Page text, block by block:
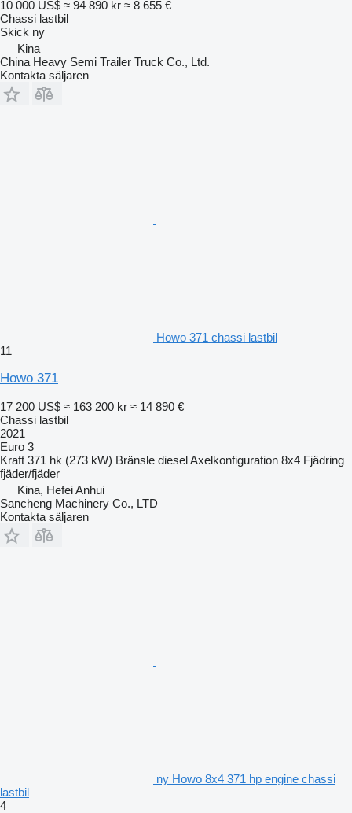
10 000 US$ ≈ 94 890 kr ≈ 8 655 €
Chassi lastbil
Skick ny
Kina
China Heavy Semi Trailer Truck Co., Ltd.
Kontakta säljaren
Howo 371 chassi lastbil
11
Howo 371
17 200 US$ ≈ 163 200 kr ≈ 14 890 €
Chassi lastbil
2021
Euro 3
Kraft 371 hk (273 kW) Bränsle dieselAxelkonfiguration 8x4 Fjädring
fjäder/fjäder
Kina, Hefei Anhui
Sancheng Machinery Co., LTD
Kontakta säljaren
ny Howo 8x4 371 hp engine chassi
lastbil
4